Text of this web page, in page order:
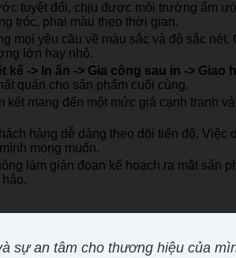
tuyệt đối, chịu được môi trường ẩm
tróc, phai màu theo thời gian.
yêu cầu về màu sắc và độ sắc nét.
lớn hay nhỏ.
kế -> In ấn -> Gia công sau in -> Giao
quán cho sản phẩm cuối cùng.
mang đến một mức giá cạnh tranh
hàng dễ dàng theo dõi tiến độ. Việc
mong muốn.
làm gián đoạn kế hoạch ra mắt sản
sự an tâm cho thương hiệu của